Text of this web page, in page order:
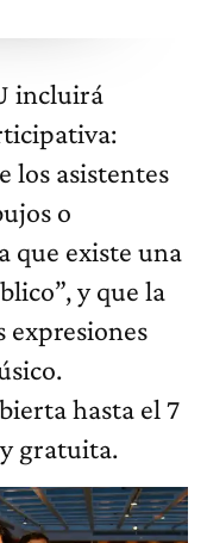
incluirá
los asistentes
o
que existe una
y que la
expresiones
hasta el 7
gratuita.